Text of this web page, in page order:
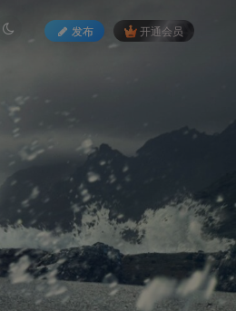
发布 开通会员